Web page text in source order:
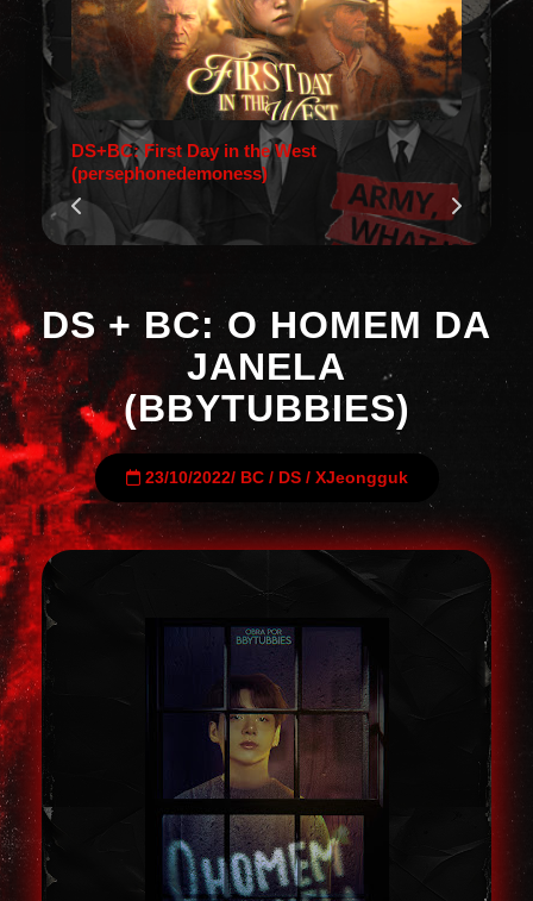
DS+BC: First Day in the West
(persephonedemoness)
DS + BC: O HOMEM DA
JANELA
(BBYTUBBIES)
23/10/2022/ BC/ DS/ XJeongguk